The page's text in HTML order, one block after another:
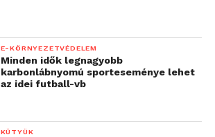
E-KÖRNYEZETVÉDELEM
Minden idők legnagyobb
karbonlábnyomú sporteseménye lehet
az idei futball-vb
KÜTYÜK